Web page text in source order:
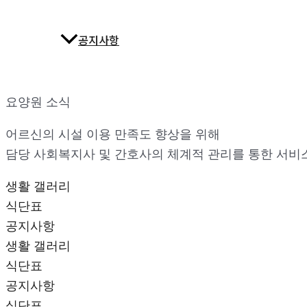
공지사항
요양원 소식
어르신의 시설 이용 만족도 향상을 위해
담당 사회복지사 및 간호사의 체계적 관리를 통한 서비
생활 갤러리
식단표
공지사항
생활 갤러리
식단표
공지사항